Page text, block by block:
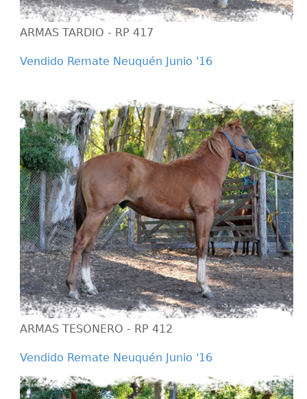
ARMAS TARDIO - RP 417
Vendido Remate Neuquén Junio '16
ARMAS TESONERO - RP 412
Vendido Remate Neuquén Junio '16